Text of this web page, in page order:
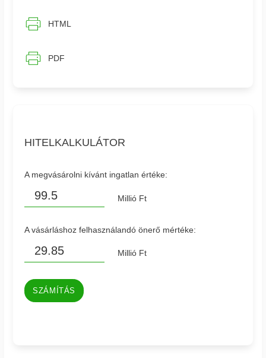
HITELKALKULÁTOR
A megvásárolni kívánt ingatlan értéke:
Millió Ft
A vásárláshoz felhasználandó önerő mértéke:
Millió Ft
SZÁMÍTÁS
HTML
PDF